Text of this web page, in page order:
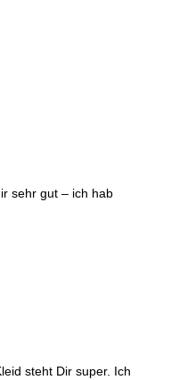
sehr gut – ich hab
steht Dir super. Ich